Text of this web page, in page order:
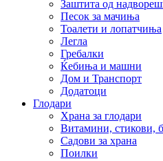
Заштита од
Песок за мачиња
Тоалети и лопатчиња
Легла
Гребалки
Ќебиња и машни
Дом и Транспорт
Додатоци
Глодари
Храна за глодари
Витамини, стикови,
Садови за храна
Поилки